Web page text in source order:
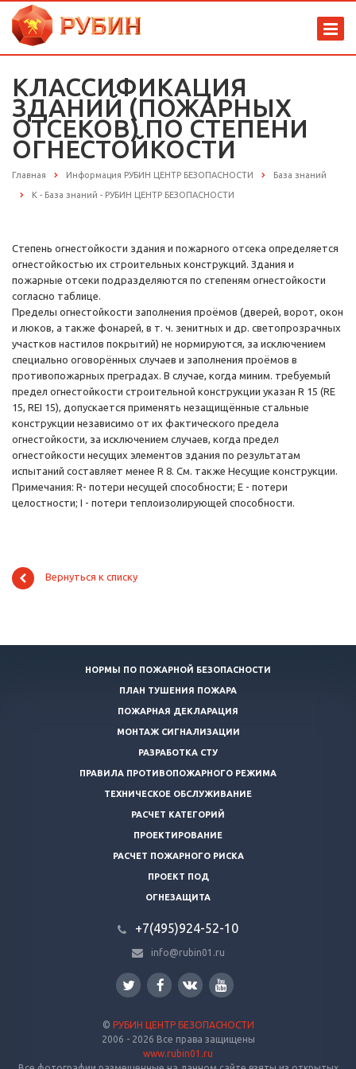
КЛАССИФИКАЦИЯ
ЗДАНИЙ (ПОЖАРНЫХ
ОТСЕКОВ) ПО СТЕПЕНИ
ОГНЕСТОЙКОСТИ
Главная Информация РУБИН ЦЕНТР БЕЗОПАСНОСТИ База знаний
К - База знаний - РУБИН ЦЕНТР БЕЗОПАСНОСТИ
Степень огнестойкости здания и пожарного отсека определяется
огнестойкостью их строительных конструкций. Здания и
пожарные отсеки подразделяются по степеням огнестойкости
согласно таблице.
Пределы огнестойкости заполнения проёмов (дверей, ворот, окон
и люков, а также фонарей, в т. ч. зенитных и др. светопрозрачных
участков настилов покрытий) не нормируются, за исключением
специально оговорённых случаев и заполнения проёмов в
противопожарных преградах. В случае, когда миним. требуемый
предел огнестойкости строительной конструкции указан R 15 (RE
15, REI 15), допускается применять незащищённые стальные
конструкции независимо от их фактического предела
огнестойкости, за исключением случаев, когда предел
огнестойкости несущих элементов здания по результатам
испытаний составляет менее R 8. См. также Несущие конструкции.
Примечания: R- потери несущей способности; Е - потери
целостности; I - потери теплоизолирующей способности.
Вернуться к списку
НОРМЫ ПО ПОЖАРНОЙ БЕЗОПАСНОСТИ
ПЛАН ТУШЕНИЯ ПОЖАРА
ПОЖАРНАЯ ДЕКЛАРАЦИЯ
МОНТАЖ СИГНАЛИЗАЦИИ
РАЗРАБОТКА СТУ
ПРАВИЛА ПРОТИВОПОЖАРНОГО РЕЖИМА
ТЕХНИЧЕСКОЕ ОБСЛУЖИВАНИЕ
РАСЧЕТ КАТЕГОРИЙ
ПРОЕКТИРОВАНИЕ
РАСЧЕТ ПОЖАРНОГО РИСКА
ПРОЕКТ ПОД
ОГНЕЗАЩИТА
+7(495)924-52-10
info@rubin01.ru
© РУБИН ЦЕНТР БЕЗОПАСНОСТИ
2006 - 2026 Все права защищены
www.rubin01.ru